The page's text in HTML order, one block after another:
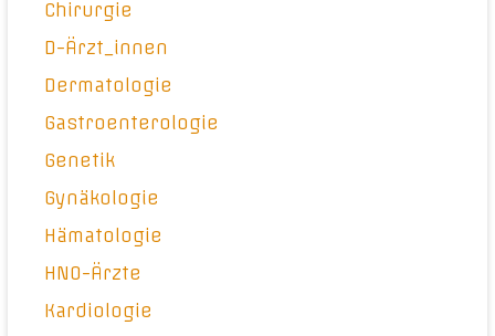
Chirurgie
D-Ärzt_innen
Dermatologie
Gastroenterologie
Genetik
Gynäkologie
Hämatologie
HNO-Ärzte
Kardiologie